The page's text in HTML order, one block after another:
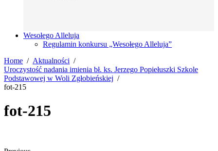
Wesołego Alleluja
Regulamin konkursu „Wesołego Alleluja”
Home
Aktualności
Uroczystość nadania imienia bł. ks. Jerzego Popiełuszki Szkole
Podstawowej w Woli Zgłobieńskiej
fot-215
fot-215